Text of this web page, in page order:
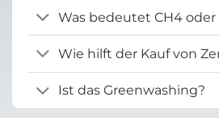
Was bedeutet CH4 oder
Wie hilft der Kauf von
Ist das Greenwashing?